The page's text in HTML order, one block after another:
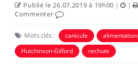
Publié le 26.07.2019 à 19h00 | |
Commenter
Mots clés : canicule
alimentation
Hutchinson-Gilford
rechute